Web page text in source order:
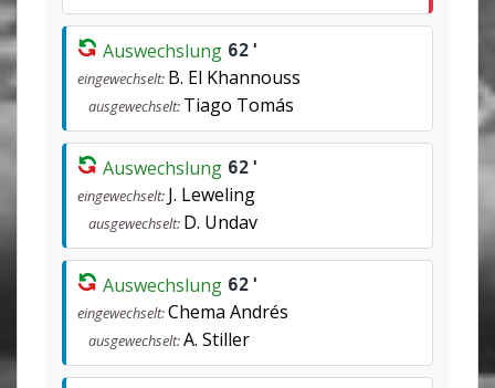
Auswechslung 62'
eingewechselt: B. El Khannouss
ausgewechselt: Tiago Tomás
Auswechslung 62'
eingewechselt: J. Leweling
ausgewechselt: D. Undav
Auswechslung 62'
eingewechselt:Chema Andrés
ausgewechselt:A. Stiller